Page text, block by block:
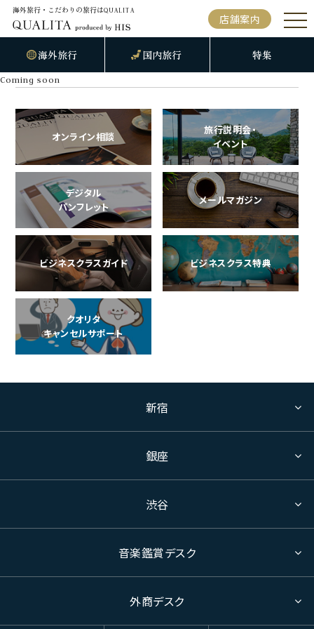
海外旅行・こだわりの旅行はQUALITA
店舗案内
海外旅行 国内旅行 特集
Coming soon
オンライン相談
旅行説明会・
イベント
デジタル
パンフレット
メールマガジン
ビジネスクラスガイド ビジネスクラス特典
クオリタ
キャンセルサポート
新宿
銀座
渋谷
音楽鑑賞デスク
外商デスク